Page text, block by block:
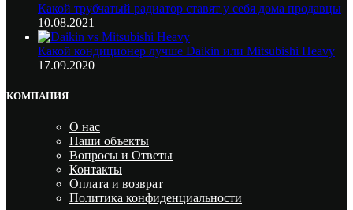
Какой трубчатый радиатор ставят у себя дома продавцы
10.08.2021
Какой кондиционер лучше Daikin или Mitsubishi Heavy
17.09.2020
КОМПАНИЯ
О нас
Наши объекты
Вопросы и Ответы
Контакты
Оплата и возврат
Политика конфиденциальности